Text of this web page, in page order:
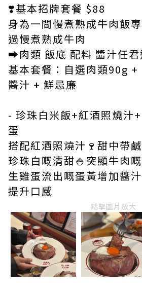
❣️基本招牌套餐 $88
身為一間慢煮熟成牛肉飯
過慢煮熟成牛肉
➡️肉類 飯底 配料 醬汁任君
基本套餐：自選肉類90g +
醬汁 + 鮮忌廉
- 珍珠白米飯+紅酒照燒汁
蛋
搭配紅酒照燒汁🍷甜中帶鹹
珍珠白嘅清甜🍚突顯牛肉
生雞蛋流出嘅蛋黃增加醬
提升口感
點擊圖片放大